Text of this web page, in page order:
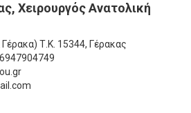
Χειρουργός Ανατολική
Γέρακα) Τ.Κ. 15344, Γέρακας
6947904749